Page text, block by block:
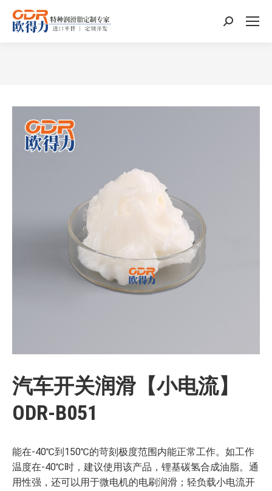
搜
汽车开关润滑【小电流】
ODR-B051
能在-40℃到150℃的苛刻极度范围内能正常工作。如工作
温度在-40℃时，建议使用该产品，锂基碳氢合成油脂。通
用性强，还可以用于微电机的电刷润滑；轻负载小电流开